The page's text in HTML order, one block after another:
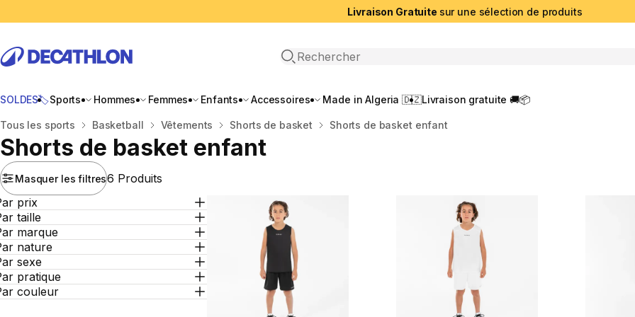
Livraison Gratuite sur une sélection de produits
Recherche ouverte
SOLDES🏷️Sports Hommes Femmes Enfants Accessoires Made in Algeria 🇩🇿Livraison gratuite 🚚📦
Accueil
Tous les sports Basketball Vêtements Shorts de basket Shorts de basket enfant
Shorts de basket enfant
Masquer les filtres6 Produits
prix
taille
marque
nature
sexe
pratique
couleur